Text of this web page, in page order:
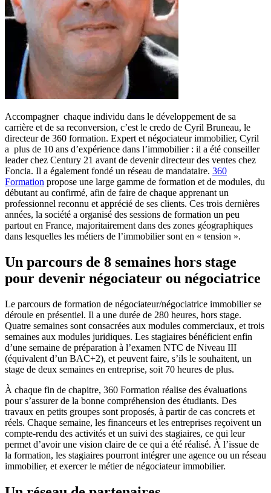
Accompagner chaque individu dans le développement de sa
carrière et de sa reconversion, c’est le credo de Cyril Bruneau, le
directeur de 360 formation. Expert et négociateur immobilier, Cyril
a plus de 10 ans d’expérience dans l’immobilier : il a été conseiller
leader chez Century 21 avant de devenir directeur des ventes chez
Foncia. Il a également fondé un réseau de mandataire. 360
Formation propose une large gamme de formation et de modules, du
débutant au confirmé, afin de faire de chaque apprenant un
professionnel reconnu et apprécié de ses clients. Ces trois dernières
années, la société a organisé des sessions de formation un peu
partout en France, majoritairement dans des zones géographiques
dans lesquelles les métiers de l’immobilier sont en « tension ».
Un parcours de 8 semaines hors stage
pour devenir négociateur ou négociatrice
Le parcours de formation de négociateur/négociatrice immobilier se
déroule en présentiel. Il a une durée de 280 heures, hors stage.
Quatre semaines sont consacrées aux modules commerciaux, et trois
semaines aux modules juridiques. Les stagiaires bénéficient enfin
d’une semaine de préparation à l’examen NTC de Niveau III
(équivalent d’un BAC+2), et peuvent faire, s’ils le souhaitent, un
stage de deux semaines en entreprise, soit 70 heures de plus.
À chaque fin de chapitre, 360 Formation réalise des évaluations
pour s’assurer de la bonne compréhension des étudiants. Des
travaux en petits groupes sont proposés, à partir de cas concrets et
réels. Chaque semaine, les financeurs et les entreprises reçoivent un
compte-rendu des activités et un suivi des stagiaires, ce qui leur
permet d’avoir une vision claire de ce qui a été réalisé. À l’issue de
la formation, les stagiaires pourront intégrer une agence ou un réseau
immobilier, et exercer le métier de négociateur immobilier.